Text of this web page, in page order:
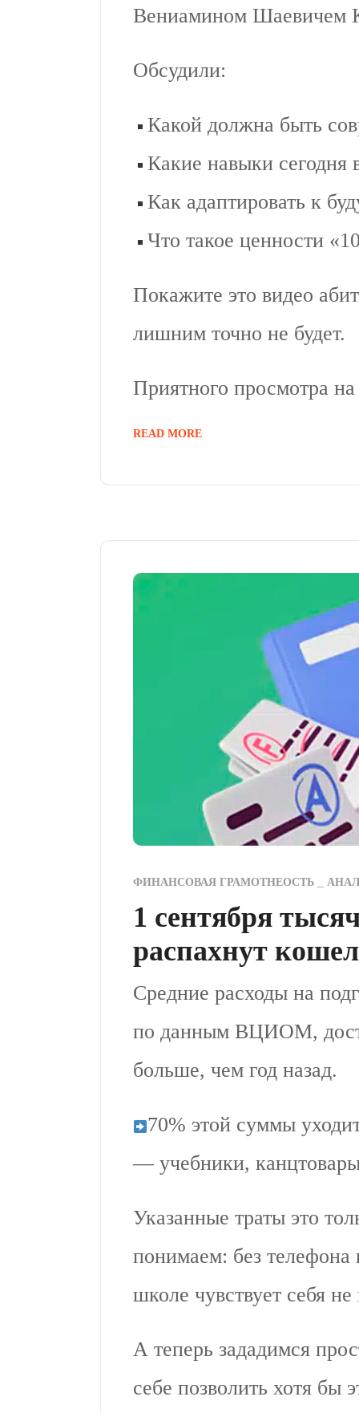
Вениамином Шаевичем
Обсудили:
Какой должна быть
Какие навыки сегодня
Как адаптировать к
Что такое ценности
Покажите это видео
лишним точно не будет.
Приятного просмотра
READ MORE
ФИНАНСОВАЯ ГРАМОТНЕОСТЬ
1 сентября
распахнут
Средние расходы на
по данным ВЦИОМ,
больше, чем год назад.
70% этой суммы
— учебники,
Указанные траты это
понимаем: без телефона
школе чувствует себя не
А теперь зададимся
себе позволить хотя бы